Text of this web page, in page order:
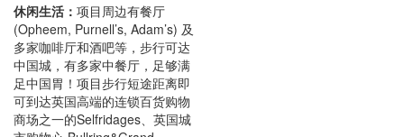
休闲生活： 项目周边有餐厅
(Opheem, Purnell’s, Adam’s) 及
多家咖啡厅和酒吧等，步行可达
中国城，有多家中餐厅，足够满
足中国胃！项目步行短途距离即
可到达英国高端的连锁百货购物
商场之一的Selfridages、英国城